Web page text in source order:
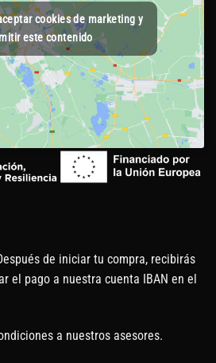
cookies de marketing y
este contenido
de iniciar tu compra, recibirás
el pago a nuestra cuenta IBAN en el
a nuestros asesores.